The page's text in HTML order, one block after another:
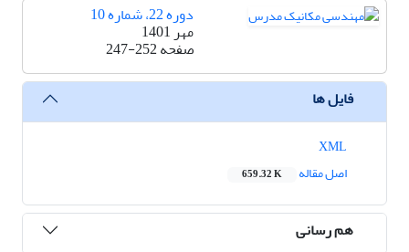
دوره 22، شماره 10
مهر 1401
صفحه247-252
فایل ها
اصل مقاله
659.32 K
هم رسانی